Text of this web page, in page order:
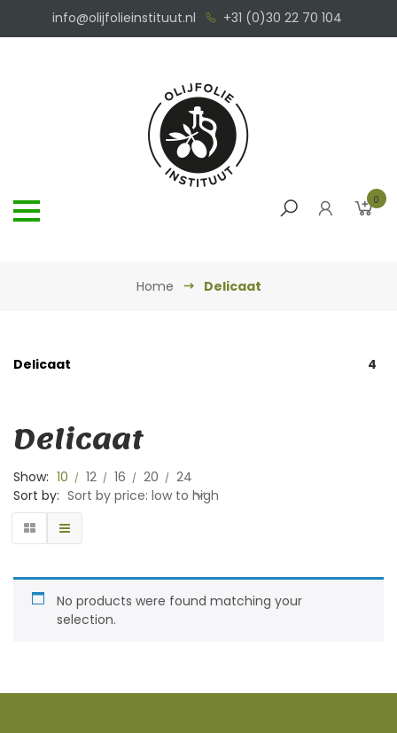
info@olijfolieinstituut.nl +31 (0)30 22 70 104
0
Home Delicaat
Delicaat 4
Delicaat
Show: 10 12 16 20
24
Sort by: Sort by price: low to high
No products were found matching your
selection.